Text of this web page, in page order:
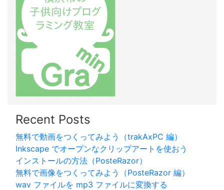
Recent Posts
無料で動画をつくってみよう（trakAxPC 編）
Inkscape でオープンなクリップアートを使おう
インストールの方法（PosteRazor）
無料で画像をつくってみよう（PosteRazor 編）
wav ファイルを mp3 ファイルに変換する